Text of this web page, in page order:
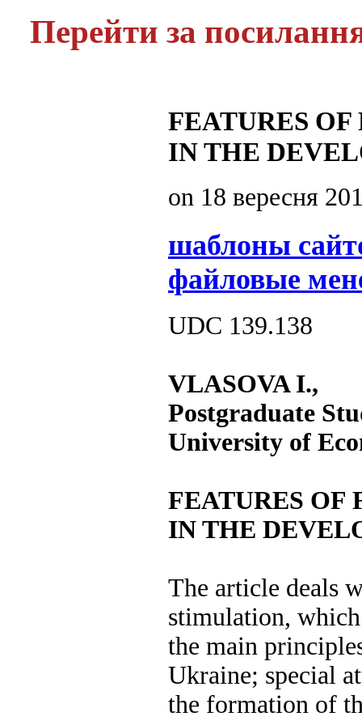
Перейти за
FEATURES
IN THE
on 18 вересня
шаблоны
файловые
UDC 139.138
VLASOVA I.,
Postgraduate
University of
FEATURES OF
IN THE
The article deals
stimulation,
the main
Ukraine; special
the formation of